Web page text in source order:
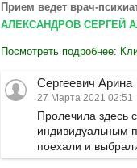
Прием ведет врач-
АЛЕКСАНДРОВ СЕРГЕЙ
Посмотреть подробнее:
Сергеевич Арина
27 Марта 2021 02:51
Пролечила здесь
индивидуальным
поехали и